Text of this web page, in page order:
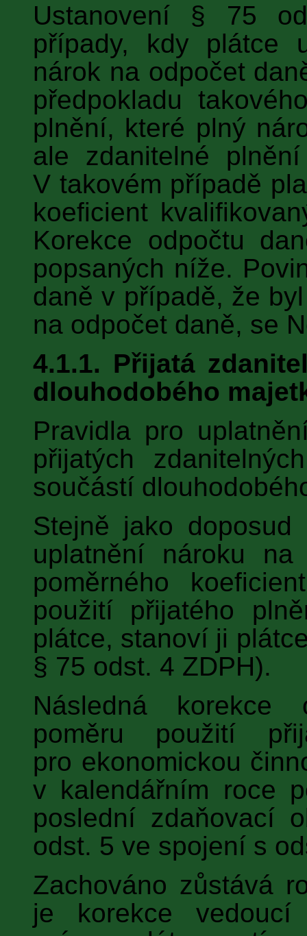
Ustanovení § 75
případy, kdy plátce
nárok na odpočet
předpokladu
plnění, které plný
ale zdanitelné
V takovém případě
koeficient
Korekce odpočtu
popsaných níže.
daně v případě, že
na odpočet daně, se
4.1.1. Přijatá
dlouhodobého
Pravidla pro
přijatých
součástí
Stejně jako
uplatnění nároku
poměrného
použití přijatého
plátce, stanoví ji
§ 75 odst. 4 ZDPH).
Následná korekce
poměru použití
pro ekonomickou
v kalendářním roce
poslední zdaňovací
odst. 5 ve spojení s
Zachováno zůstává
je korekce